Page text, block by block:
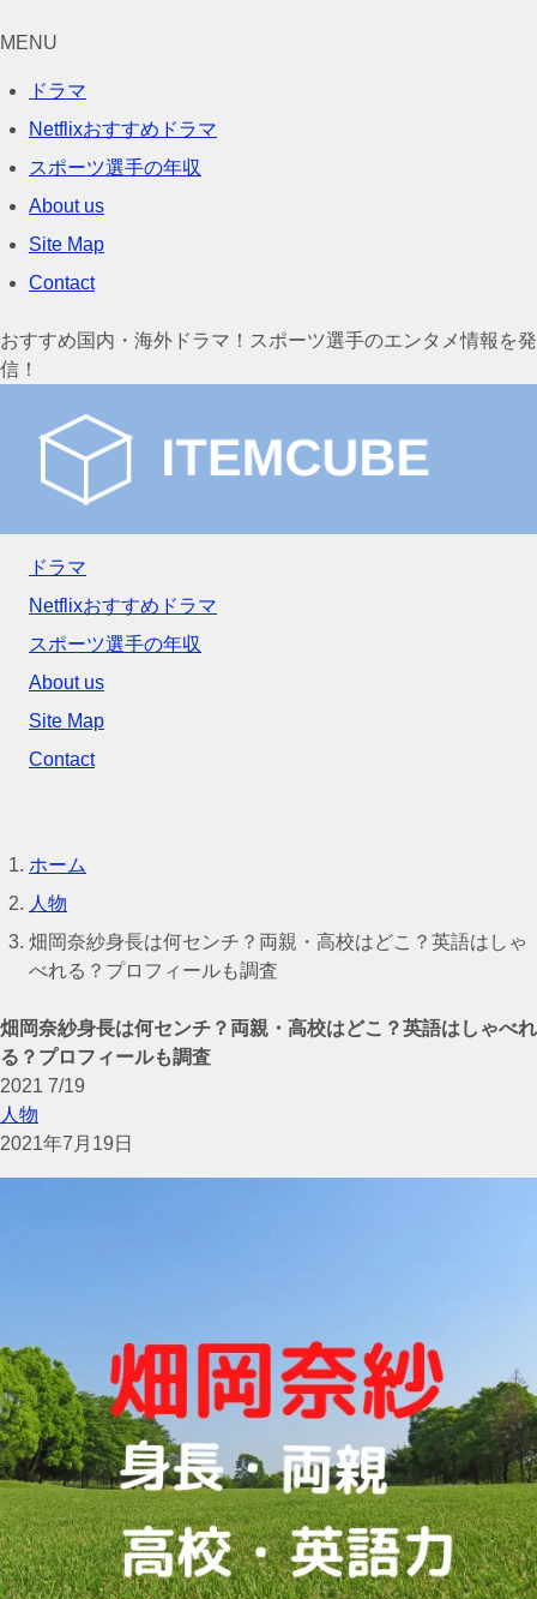
MENU
ドラマ
Netflixおすすめドラマ
スポーツ選手の年収
About us
Site Map
Contact
おすすめ国内・海外ドラマ！スポーツ選手のエンタメ情報を発
信！
ドラマ
Netflixおすすめドラマ
スポーツ選手の年収
About us
Site Map
Contact
ホーム
人物
畑岡奈紗身長は何センチ？両親・高校はどこ？英語はしゃ
べれる？プロフィールも調査
畑岡奈紗身長は何センチ？両親・高校はどこ？英語はしゃべれ
る？プロフィールも調査
2021 7/19
人物
2021年7月19日